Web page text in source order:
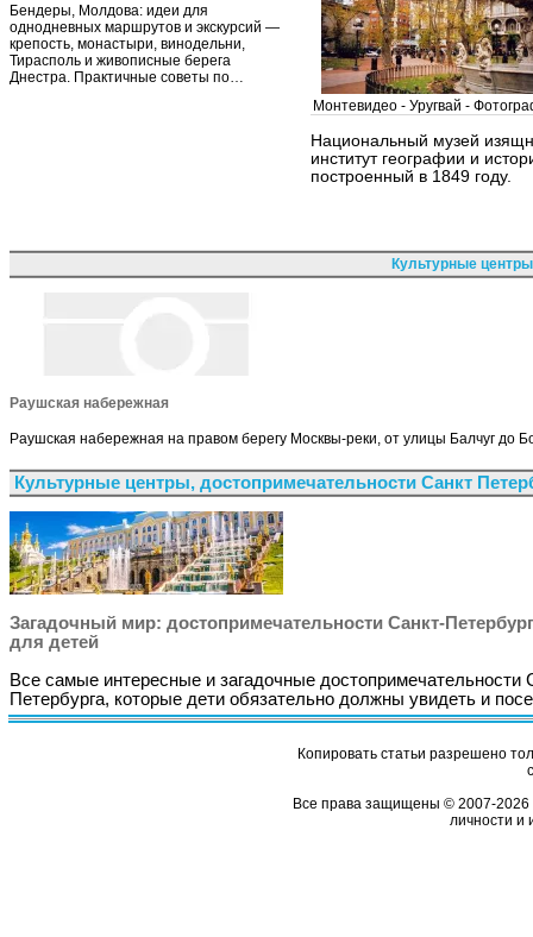
Бендеры, Молдова: идеи для
однодневных маршрутов и экскурсий —
крепость, монастыри, винодельни,
Тирасполь и живописные берега
Днестра. Практичные советы по…
Монтевидео - Уругвай -
Национальный музей
институт географии и
построенный в 1849 году.
Культурные
Раушская набережная
Раушская набережная на правом берегу Москвы-реки, от улицы Балчуг до
Культурные центры, достопримечательности Санкт
Загадочный мир: достопримечательности Санкт-
для детей
Все самые интересные и загадочные достопримечательности
Петербурга, которые дети обязательно должны увидеть и
Копировать статьи разрешено
Все права защищены © 2007-2026
личности и